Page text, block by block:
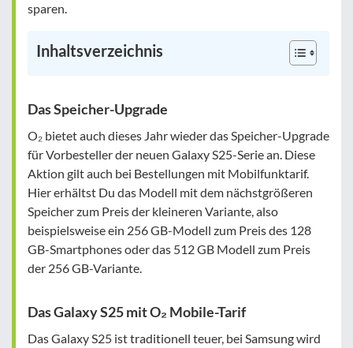
sparen.
Inhaltsverzeichnis
Das Speicher-Upgrade
O₂ bietet auch dieses Jahr wieder das Speicher-Upgrade
für Vorbesteller der neuen Galaxy S25-Serie an. Diese
Aktion gilt auch bei Bestellungen mit Mobilfunktarif.
Hier erhältst Du das Modell mit dem nächstgrößeren
Speicher zum Preis der kleineren Variante, also
beispielsweise ein 256 GB-Modell zum Preis des 128
GB-Smartphones oder das 512 GB Modell zum Preis
der 256 GB-Variante.
Das Galaxy S25 mit O₂ Mobile-Tarif
Das Galaxy S25 ist traditionell teuer, bei Samsung wird